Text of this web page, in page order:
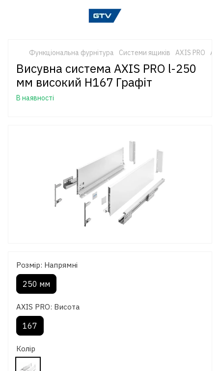
Функціональна фурнітура Системи ящиків AXIS PRO
Висувна система AXIS PRO l-250
мм високий H167 Графіт
В наявності
Розмір: Напрямні
250 мм
AXIS PRO: Висота
167
Колір